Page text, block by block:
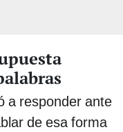
a responder ante
de esa forma